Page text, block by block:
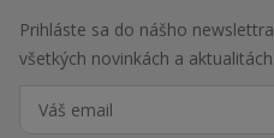
Prihláste sa do nášho
všetkých novinkách a aktualitách.